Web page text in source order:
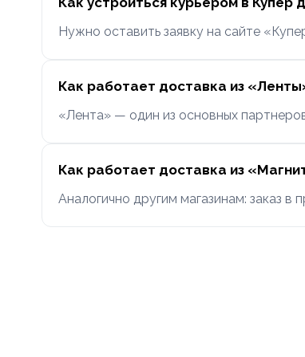
Нужно оставить заявку на сайте
Как работает доставка из
«Лента» — один из основных
Как работает доставка из
Аналогично другим магазинам: заказ в